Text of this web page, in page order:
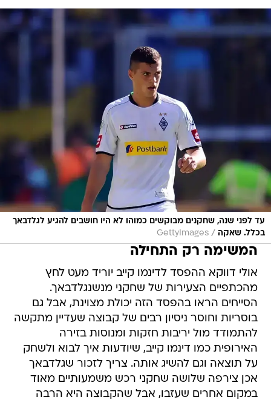
עד לפני שנה, שחקנים מבוקשים כמוהו לא היו חושבים להגיע לגלדבאך
בכלל. שאקה /
GettyImages
המשימה רק התחילה
אולי דווקא ההפסד לדינמו קייב יוריד מעט לחץ
מהכתפיים הצעירות של שחקני מנשנגלדבאך.
הסייחים הראו בהפסד הזה יכולת מצוינת, אבל גם
בוסריות וחוסר ניסיון רבים של קבוצה שעדיין מתקשה
להתמודד מול יריבות חזקות ומנוסות בזירה
האירופית כמו דינמו קייב, שיודעות איך לבוא ולשחק
על תוצאה וגם להשיג אותה. צריך לזכור שגלדבאך
אכן צירפה שלושה שחקני רכש משמעותיים מאוד
במקום אחרים שעזבו, אבל שהקבוצה היא הרבה